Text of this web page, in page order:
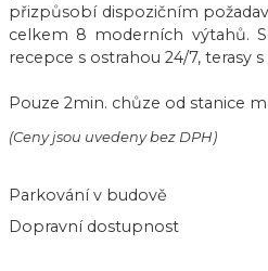
přizpůsobí dispozičním
celkem 8 moderních výtahů.
recepce s ostrahou 24/7, terasy
Pouze 2min. chůze od stanice
(Ceny jsou uvedeny bez DPH)
Parkování v budově
Dopravní dostupnost